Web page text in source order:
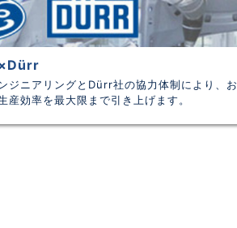
ジニアリングとDürr社の協力体制により、お
産効率を最大限まで引き上げます。